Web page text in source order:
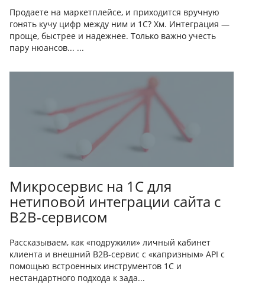
Продаете на маркетплейсе, и приходится вручную
гонять кучу цифр между ним и 1С? Хм. Интеграция —
проще, быстрее и надежнее. Только важно учесть
пару нюансов... ...
Микросервис на 1С для
нетиповой интеграции сайта с
B2B-сервисом
Рассказываем, как «подружили» личный кабинет
клиента и внешний B2B-сервис с «капризным» API с
помощью встроенных инструментов 1С и
нестандартного подхода к зада...